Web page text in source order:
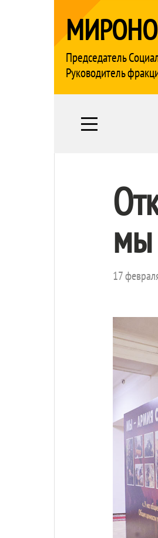
Председатель
Руководитель
мы
17